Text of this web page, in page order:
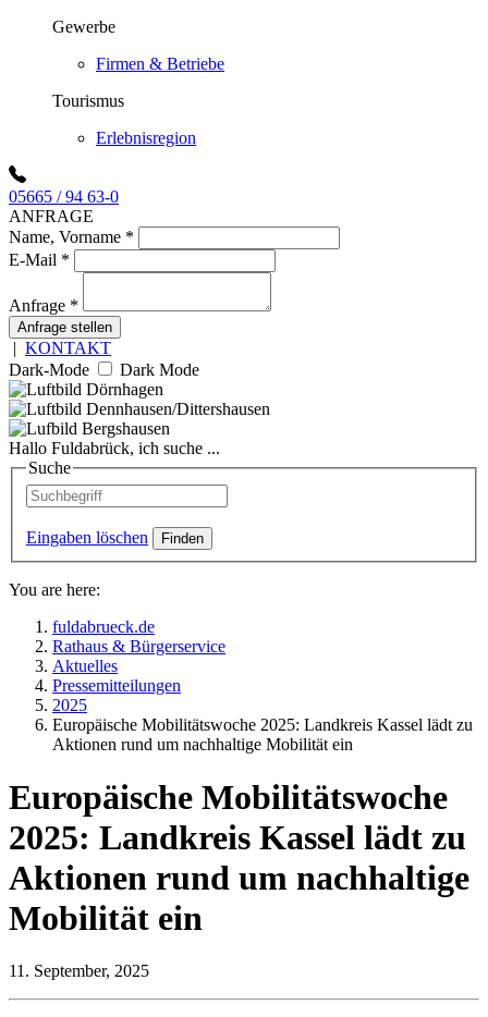
Gewerbe
Firmen & Betriebe
Tourismus
Erlebnisregion
05665 / 94 63-0
ANFRAGE
Name, Vorname *
E-Mail *
Anfrage *
Anfrage stellen
| KONTAKT
Dark-Mode
Dark Mode
Hallo Fuldabrück, ich suche ...
Suche
Eingaben löschen
You are here:
fuldabrueck.de
Rathaus & Bürgerservice
Aktuelles
Pressemitteilungen
2025
Europäische Mobilitätswoche 2025: Landkreis Kassel lädt zu
Aktionen rund um nachhaltige Mobilität ein
Europäische Mobilitätswoche
2025: Landkreis Kassel lädt zu
Aktionen rund um nachhaltige
Mobilität ein
11. September, 2025